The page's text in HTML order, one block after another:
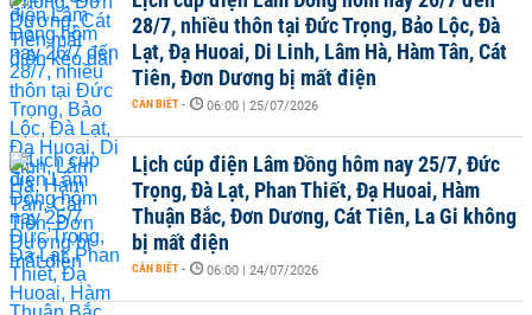
28/7, nhiều thôn tại Đức Trọng, Bảo Lộc, Đà
Lạt, Đạ Huoai, Di Linh, Lâm Hà, Hàm Tân, Cát
Tiên, Đơn Dương bị mất điện
CẦN BIẾT - 06:00 | 25/07/2026
Lịch cúp điện Lâm Đồng hôm nay 25/7, Đức
Trọng, Đà Lạt, Phan Thiết, Đạ Huoai, Hàm
Thuận Bắc, Đơn Dương, Cát Tiên, La Gi không
bị mất điện
CẦN BIẾT - 06:00 | 24/07/2026